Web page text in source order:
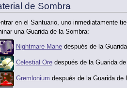
de Sombra
en el Santuario, uno inmediatamente
una Guarida de la Sombra:
Nightmare Manedespués de la
Celestial Oredespués de la Guarida
Gremlonium después de la Guarida de